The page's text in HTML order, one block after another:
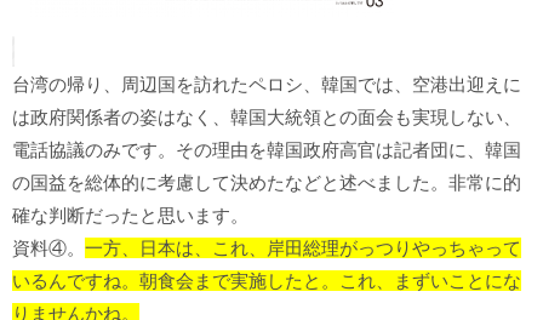
台湾の帰り、周辺国を訪れたペロシ、韓国では、空港出迎えに
は政府関係者の姿はなく、韓国大統領との面会も実現しない、
電話協議のみです。その理由を韓国政府高官は記者団に、韓国
の国益を総体的に考慮して決めたなどと述べました。非常に的
確な判断だったと思います。
資料④。 一方、日本は、これ、岸田総理がっつりやっちゃって
いるんですね。朝食会まで実施したと。これ、まずいことにな
りませんかね。